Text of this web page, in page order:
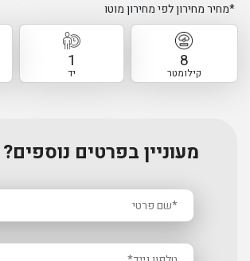
*מחיר מחירון לפי מחירון מוטו
8
קילומטר
1
יד
מעוניין בפרטים